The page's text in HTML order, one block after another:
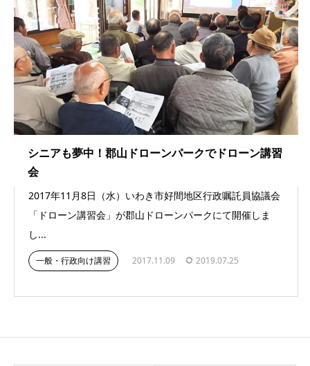
シニアも夢中！郡山ドローンパークでドローン講習
会
2017年11月8日（水）いわき市好間地区行政嘱託員協議会
「ドローン講習会」が郡山ドローンパークにて開催しま
し...
一般・行政向け講習 2017.11.09 2019.07.25